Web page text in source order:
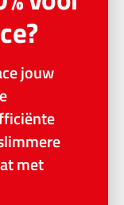
jouw
met